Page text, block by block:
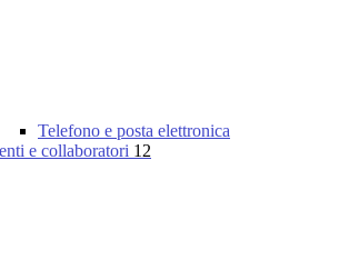
Telefono e posta elettronica
e collaboratori 12